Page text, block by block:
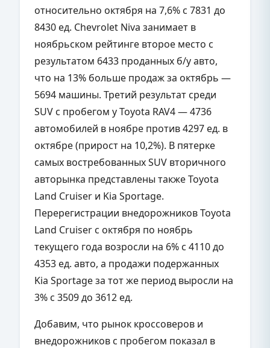
относительно октября на 7,6% с 7831 до
8430 ед. Chevrolet Niva занимает в
ноябрьском рейтинге второе место с
результатом 6433 проданных б/у авто,
что на 13% больше продаж за октябрь —
5694 машины. Третий результат среди
SUV с пробегом у Toyota RAV4 — 4736
автомобилей в ноябре против 4297 ед. в
октябре (прирост на 10,2%). В пятерке
самых востребованных SUV вторичного
авторынка представлены также Toyota
Land Cruiser и Kia Sportage.
Перерегистрации внедорожников Toyota
Land Cruiser с октября по ноябрь
текущего года возросли на 6% с 4110 до
4353 ед. авто, а продажи подержанных
Kia Sportage за тот же период выросли на
3% с 3509 до 3612 ед.
Добавим, что рынок кроссоверов и
внедорожников с пробегом показал в